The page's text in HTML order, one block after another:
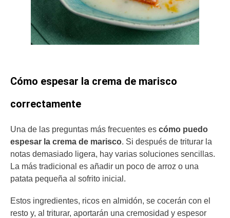
Cómo espesar la crema de marisco
correctamente
Una de las preguntas más frecuentes es cómo puedo
espesar la crema de marisco. Si después de triturar la
notas demasiado ligera, hay varias soluciones sencillas.
La más tradicional es añadir un poco de arroz o una
patata pequeña al sofrito inicial.
Estos ingredientes, ricos en almidón, se cocerán con el
resto y, al triturar, aportarán una cremosidad y espesor